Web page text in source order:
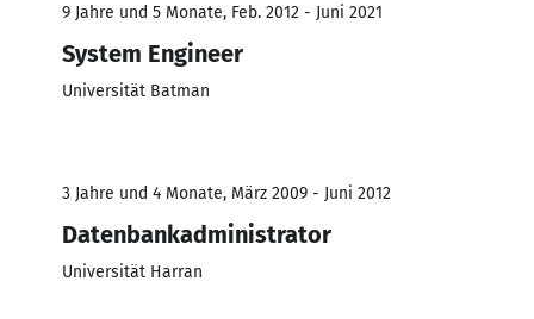
9 Jahre und 5 Monate, Feb. 2012 - Juni 2021
System Engineer
Universität Batman
3 Jahre und 4 Monate, März 2009 - Juni 2012
Datenbankadministrator
Universität Harran